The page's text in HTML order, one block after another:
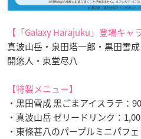
【「Galaxy Harajuku」登場キャ
真波山岳・泉田塔一郎・黒田雪
開悠人・東堂尽八
【特製メニュー】
・黒田雪成 黒ごまアイスラテ：
・真波山岳 ゼリードリンク：
・東條甚八のパープルミニパフェ